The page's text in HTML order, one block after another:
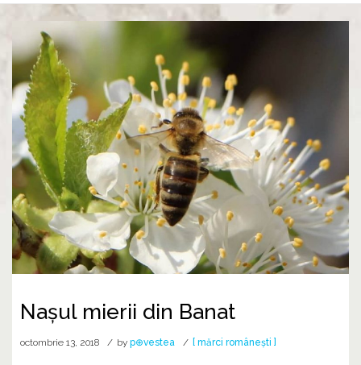
Nașul mierii din Banat
octombrie 13, 2018 by p⊕vestea [ mărci românești ]